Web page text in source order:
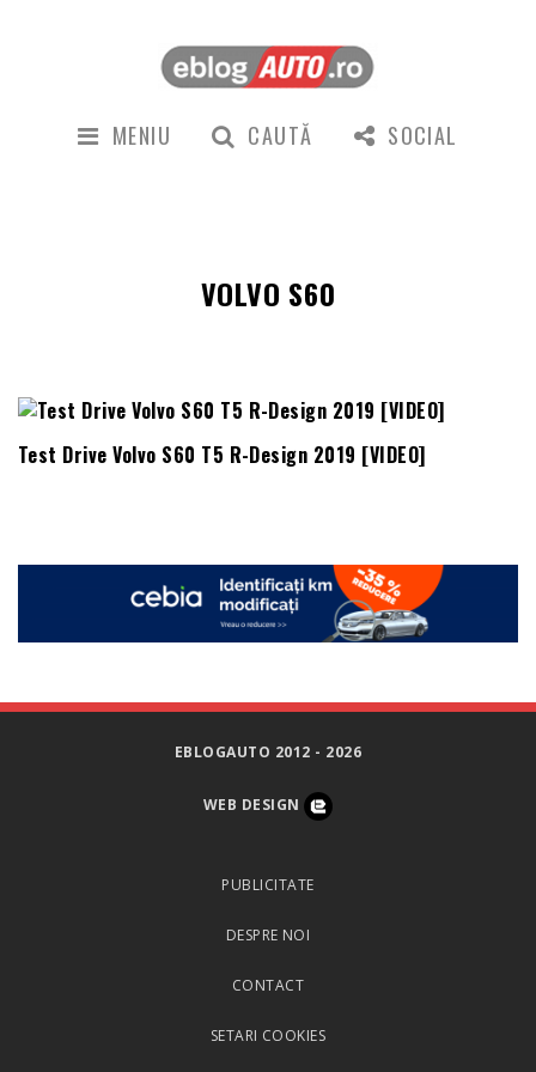
MENIU CAUTĂ SOCIAL
VOLVO S60
Test Drive Volvo S60 T5 R-Design 2019 [VIDEO]
EBLOGAUTO 2012 - 2026
WEB DESIGN
PUBLICITATE
DESPRE NOI
CONTACT
SETARI COOKIES